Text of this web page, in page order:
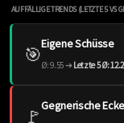
AUFFÄLLIGE TRENDS (LETZTE 5 VS
🎯Eigene Schüsse
Ø: 9.55 ➔Letzte 5 Ø:
🚩Gegnerische